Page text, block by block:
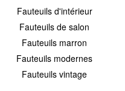
Fauteuils d'intérieur
Fauteuils de salon
Fauteuils marron
Fauteuils modernes
Fauteuils vintage